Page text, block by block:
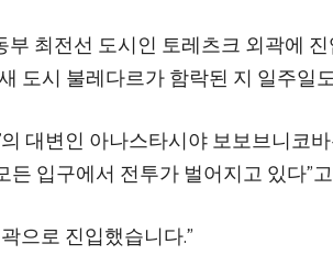
최전선 도시인 토레츠크 외곽에
도시 불레다르가 함락된 지 일주일
의 대변인 아나스타시야 보보브니코
든 입구에서 전투가 벌어지고 있다”
으로 진입했습니다.”